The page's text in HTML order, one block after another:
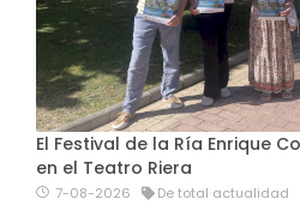
El Festival de la Ría Enrique
en el Teatro Riera
7-08-2026 De total actualidad